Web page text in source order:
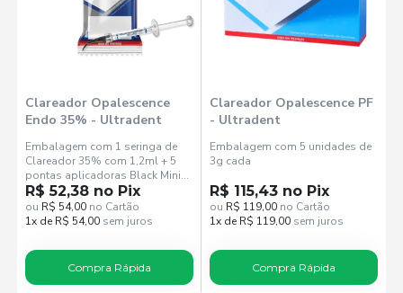
Clareador Opalescence
Endo 35% - Ultradent
Embalagem com 1 seringa de
Clareador 35% com 1,2ml + 5
pontas aplicadoras Black Mini
Tip.
R$ 52,38 no Pix
ou R$ 54,00 no Cartão
1x de R$ 54,00 sem juros
Compra Rápida
Clareador Opalescence PF
- Ultradent
Embalagem com 5 unidades de
3g cada
R$ 115,43 no Pix
ou R$ 119,00 no Cartão
1x de R$ 119,00 sem juros
Compra Rápida